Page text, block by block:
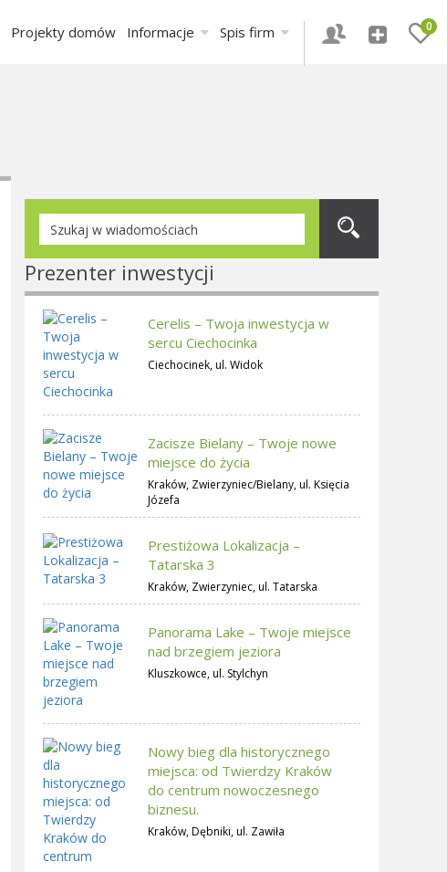
0
Projekty domów Informacje Spis firm
Prezenter inwestycji
Cerelis – Twoja inwestycja w
sercu Ciechocinka
Ciechocinek, ul. Widok
Zacisze Bielany – Twoje nowe
miejsce do życia
Kraków, Zwierzyniec/Bielany, ul. Księcia
Józefa
Prestiżowa Lokalizacja –
Tatarska 3
Kraków, Zwierzyniec, ul. Tatarska
Panorama Lake – Twoje miejsce
nad brzegiem jeziora
Kluszkowce, ul. Stylchyn
Nowy bieg dla historycznego
miejsca: od Twierdzy Kraków
do centrum nowoczesnego
biznesu.
Kraków, Dębniki, ul. Zawiła